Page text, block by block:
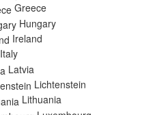
Greece
Hungary
Ireland
Italy
Latvia
Lichtenstein
Lithuania